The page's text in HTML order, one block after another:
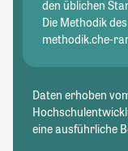
den üblichen
Die Methodik
methodik.che-
Daten erhoben
eine ausführliche